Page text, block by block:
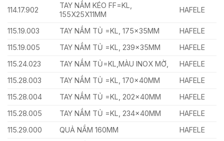
114.17.902
TAY NẮM KÉO FF=KL,
155X25X11MM
HAFELE
115.19.003 TAY NẮM TỦ =KL, 175x35MM
HAFELE
115.19.005
TAY NẮM TỦ =KL, 239x35MM
HAFELE
115.24.023
TAY NẮM TỦ=KL,MÀU INOX MỜ,
HAFELE
115.28.003
TAY NẮM TỦ =KL, 170x40MM
HAFELE
115.28.004
TAY NẮM TỦ =KL, 202x40MM
HAFELE
115.28.005
TAY NẮM TỦ =KL, 234x40MM
HAFELE
115.29.000
QUẢ NẮM 160MM
HAFELE